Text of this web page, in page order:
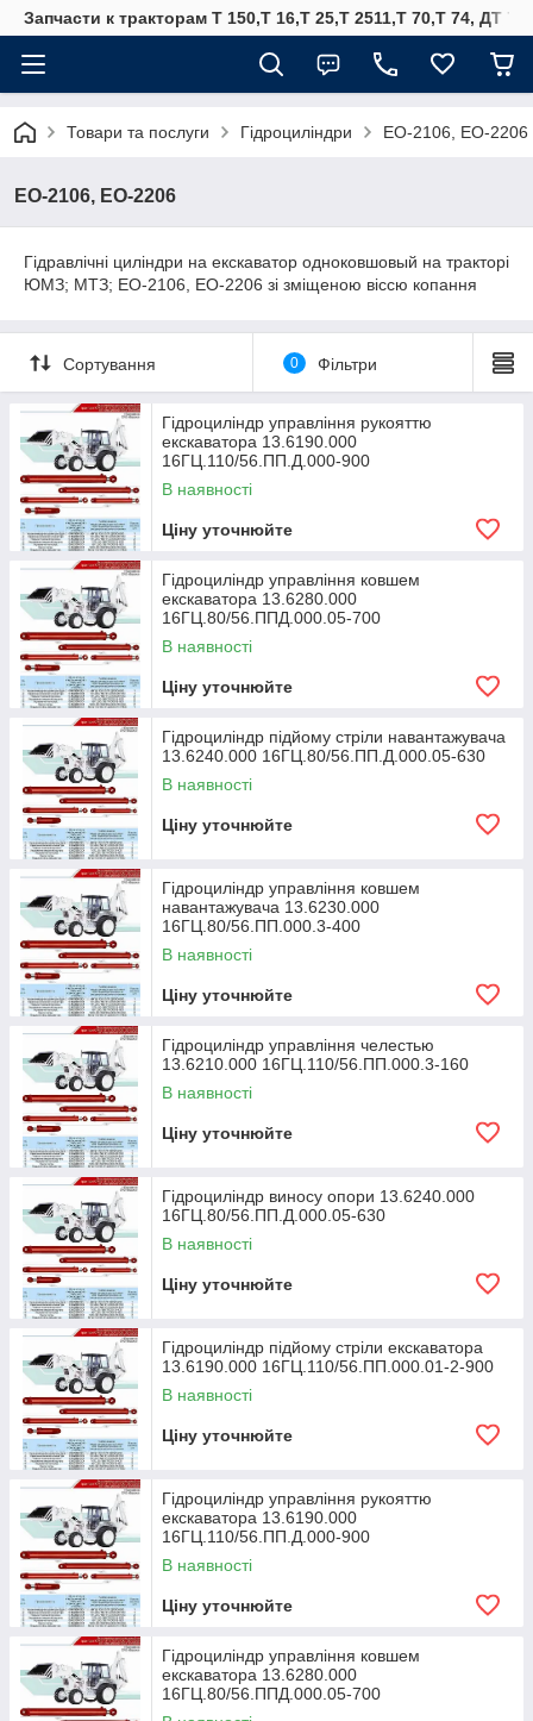
Запчасти к тракторам Т 150,Т 16,Т 25,Т 2511,Т 70,Т 74, ДТ
Товари та послуги Гідроциліндри ЕО-2106, ЕО-2206
ЕО-2106, ЕО-2206
Гідравлічні циліндри на екскаватор одноковшовый на тракторі
ЮМЗ; МТЗ; ЕО-2106, ЕО-2206 зі зміщеною віссю копання
Сортування 0 Фільтри
Гідроциліндр управління рукояттю
екскаватора 13.6190.000
16ГЦ.110/56.ПП.Д.000-900
В наявності
Ціну уточнюйте
Гідроциліндр управління ковшем
екскаватора 13.6280.000
16ГЦ.80/56.ППД.000.05-700
В наявності
Ціну уточнюйте
Гідроциліндр підйому стріли навантажувача
13.6240.000 16ГЦ.80/56.ПП.Д.000.05-630
В наявності
Ціну уточнюйте
Гідроциліндр управління ковшем
навантажувача 13.6230.000
16ГЦ.80/56.ПП.000.3-400
В наявності
Ціну уточнюйте
Гідроциліндр управління челестью
13.6210.000 16ГЦ.110/56.ПП.000.3-160
В наявності
Ціну уточнюйте
Гідроциліндр виносу опори 13.6240.000
16ГЦ.80/56.ПП.Д.000.05-630
В наявності
Ціну уточнюйте
Гідроциліндр підйому стріли екскаватора
13.6190.000 16ГЦ.110/56.ПП.000.01-2-900
В наявності
Ціну уточнюйте
Гідроциліндр управління рукояттю
екскаватора 13.6190.000
16ГЦ.110/56.ПП.Д.000-900
В наявності
Ціну уточнюйте
Гідроциліндр управління ковшем
екскаватора 13.6280.000
16ГЦ.80/56.ППД.000.05-700